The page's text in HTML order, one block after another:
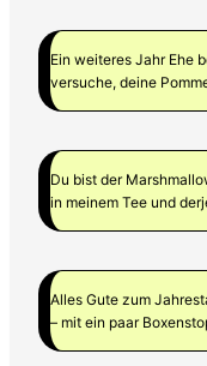
Ein weiteres Jahr Ehe
versuche, deine
Du bist der
in meinem Tee und
Alles Gute zum
– mit ein paar